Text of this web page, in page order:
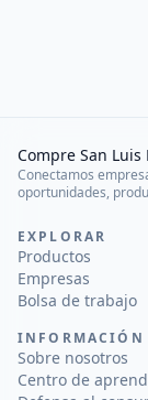
Compre San
Conectamos
oportunidades,
EXPLORAR
Productos
Empresas
Bolsa de trabajo
INFORMACIÓN
Sobre nosotros
Centro de